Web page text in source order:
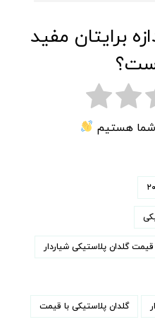
برایتان مفید
شما هستیم
قیمت گلدان پلاستیکی شیاردار
گلدان پلاستیکی با قیمت